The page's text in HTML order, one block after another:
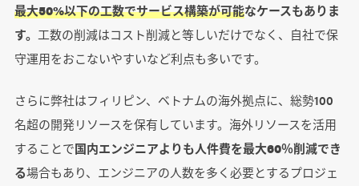
最大50%以下の工数でサービス構築が可能なケースもありま
す。 工数の削減はコスト削減と等しいだけでなく、自社で保
守運用をおこないやすいなど利点も多いです。
さらに弊社はフィリピン、ベトナムの海外拠点に、総勢100
名超の開発リソースを保有しています。海外リソースを活用
することで国内エンジニアよりも人件費を最大60％削減でき
る場合もあり、エンジニアの人数を多く必要とするプロジェ